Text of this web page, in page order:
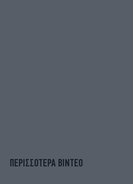
ΠΕΡΙΣΣΟΤΕΡΑ ΒΙΝΤΕΟ